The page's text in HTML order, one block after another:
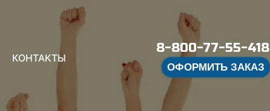
КОНТАКТЫ
8-800-77-55-418
ОФОРМИТЬ ЗАКАЗ